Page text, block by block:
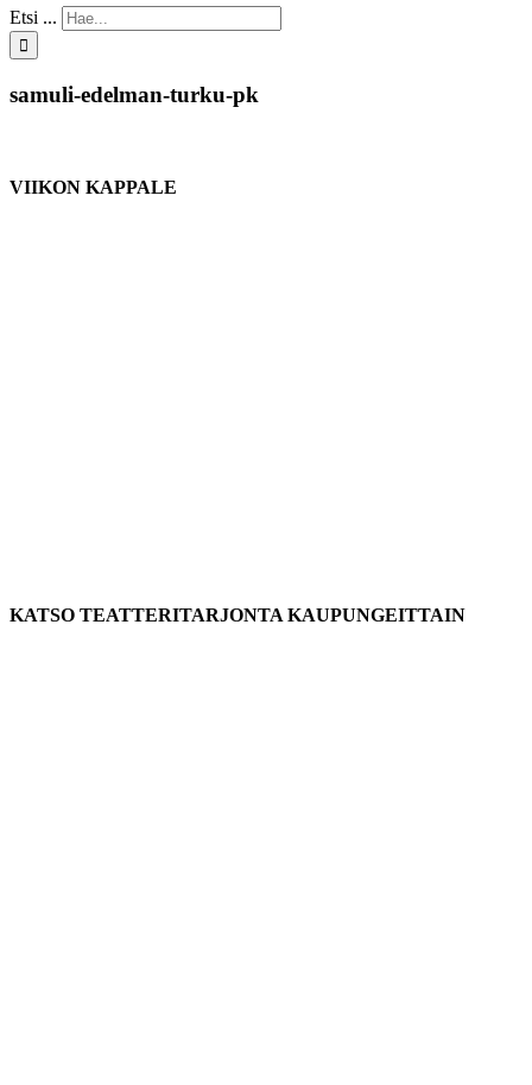
Etsi ...
samuli-edelman-turku-pk
VIIKON KAPPALE
KATSO TEATTERITARJONTA KAUPUNGEITTAIN